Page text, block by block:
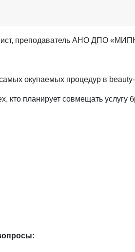
преподаватель АНО ДПО
окупаемых процедур в
кто планирует совмещать услугу